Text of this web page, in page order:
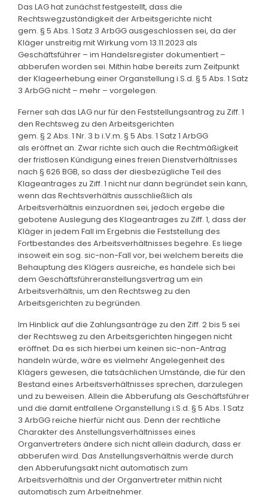
Das LAG hat zunächst festgestellt, dass die
Rechtswegzuständigkeit der Arbeitsgerichte nicht
gem. § 5 Abs. 1 Satz 3 ArbGG ausgeschlossen sei, da der
Kläger unstreitig mit Wirkung vom 13.11.2023 als
Geschäftsführer – im Handelsregister dokumentiert –
abberufen worden sei. Mithin habe bereits zum Zeitpunkt
der Klageerhebung einer Organstellung i.S.d. § 5 Abs. 1 Satz
3 ArbGG nicht – mehr – vorgelegen.
Ferner sah das LAG nur für den Feststellungsantrag zu Ziff. 1
den Rechtsweg zu den Arbeitsgerichten
gem. § 2 Abs. 1 Nr. 3 b i.V.m. § 5 Abs. 1 Satz 1 ArbGG
als eröffnet an. Zwar richte sich auch die Rechtmäßigkeit
der fristlosen Kündigung eines freien Dienstverhältnisses
nach § 626 BGB, so dass der diesbezügliche Teil des
Klageantrages zu Ziff. 1 nicht nur dann begründet sein kann,
wenn das Rechtsverhältnis ausschließlich als
Arbeitsverhältnis einzuordnen sei, jedoch ergebe die
gebotene Auslegung des Klageantrages zu Ziff. 1, dass der
Kläger in jedem Fall im Ergebnis die Feststellung des
Fortbestandes des Arbeitsverhältnisses begehre. Es liege
insoweit ein sog. sic-non-Fall vor, bei welchem bereits die
Behauptung des Klägers ausreiche, es handele sich bei
dem Geschäftsführeranstellungsvertrag um ein
Arbeitsverhältnis, um den Rechtsweg zu den
Arbeitsgerichten zu begründen.
Im Hinblick auf die Zahlungsanträge zu den Ziff. 2 bis 5 sei
der Rechtsweg zu den Arbeitsgerichten hingegen nicht
eröffnet. Da es sich hierbei um keinen sic-non-Antrag
handeln würde, wäre es vielmehr Angelegenheit des
Klägers gewesen, die tatsächlichen Umstände, die für den
Bestand eines Arbeitsverhältnisses sprechen, darzulegen
und zu beweisen. Allein die Abberufung als Geschäftsführer
und die damit entfallene Organstellung i.S.d. § 5 Abs. 1 Satz
3 ArbGG reiche hierfür nicht aus. Denn der rechtliche
Charakter des Anstellungsverhältnisses eines
Organvertreters ändere sich nicht allein dadurch, dass er
abberufen wird. Das Anstellungsverhältnis werde durch
den Abberufungsakt nicht automatisch zum
Arbeitsverhältnis und der Organvertreter mithin nicht
automatisch zum Arbeitnehmer.